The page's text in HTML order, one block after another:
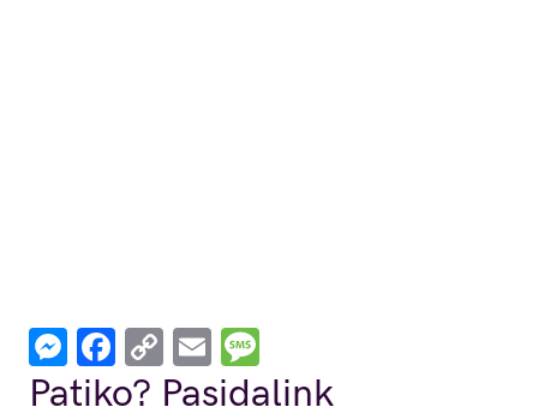
Messenger
Facebook
Copy
Link
Email
Patiko? Pasidalink